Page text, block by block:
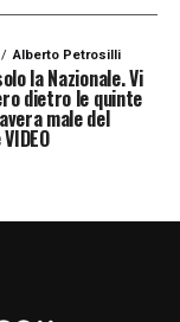
lo facciano,
ragazzi che
».
e
Alberto Petrosilli
la Nazionale. Vi
dietro le quinte
male del